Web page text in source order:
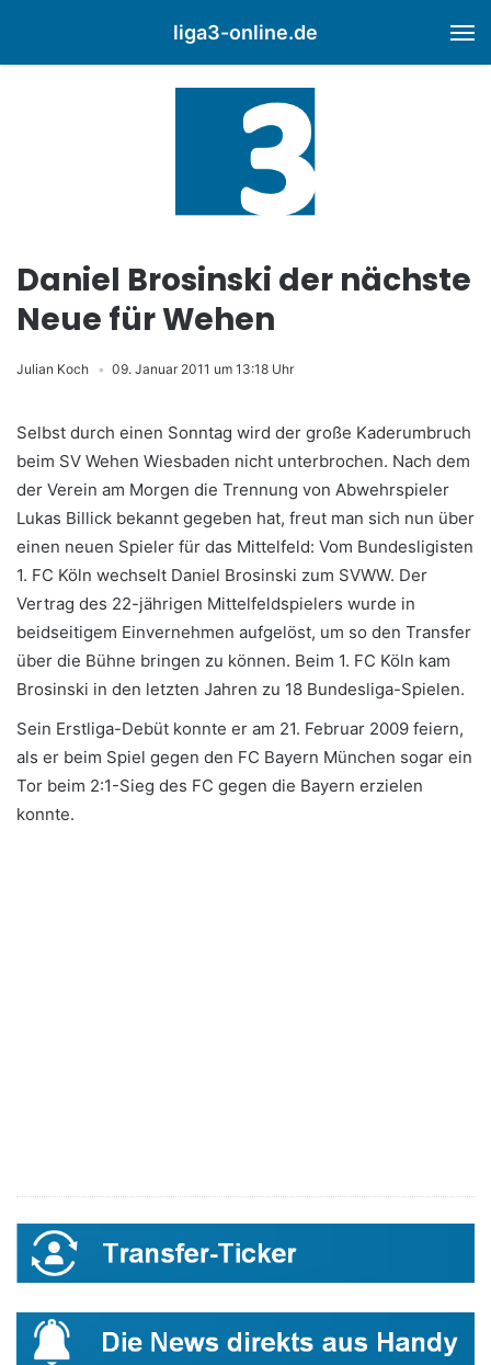
liga3-online.de
Daniel Brosinski der nächste
Neue für Wehen
Julian Koch 09. Januar 2011 um 13:18 Uhr
Selbst durch einen Sonntag wird der große Kaderumbruch
beim SV Wehen Wiesbaden nicht unterbrochen. Nach dem
der Verein am Morgen die Trennung von Abwehrspieler
Lukas Billick bekannt gegeben hat, freut man sich nun über
einen neuen Spieler für das Mittelfeld: Vom Bundesligisten
1. FC Köln wechselt Daniel Brosinski zum SVWW. Der
Vertrag des 22-jährigen Mittelfeldspielers wurde in
beidseitigem Einvernehmen aufgelöst, um so den Transfer
über die Bühne bringen zu können. Beim 1. FC Köln kam
Brosinski in den letzten Jahren zu 18 Bundesliga-Spielen.
Sein Erstliga-Debüt konnte er am 21. Februar 2009 feiern,
als er beim Spiel gegen den FC Bayern München sogar ein
Tor beim 2:1-Sieg des FC gegen die Bayern erzielen
konnte.